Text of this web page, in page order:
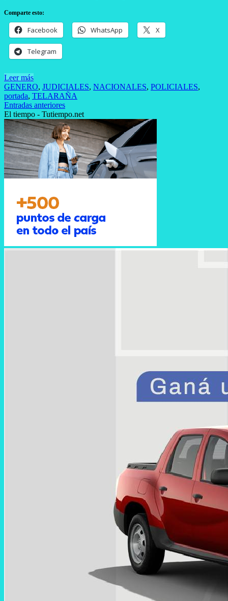
Comparte esto:
Facebook WhatsApp X
Telegram
Leer más
GENERO, JUDICIALES, NACIONALES, POLICIALES,
portada, TELARAÑA
Navegación
de
entradas
Entradas anteriores
El tiempo - Tutiempo.net